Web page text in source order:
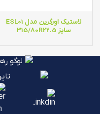
لاستیک اورگرین مدل ESL01
سایز 315/80R22.5